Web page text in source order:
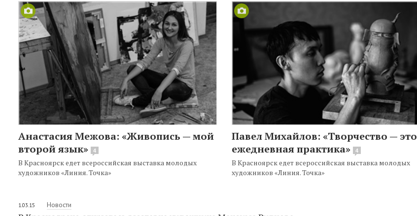
Анастасия Межова: «Живопись — мой
второй язык»
4
В Красноярск едет всероссийская выставка молодых
художников «Линия. Точка»
Павел Михайлов: «Творчество — это
ежедневная практика»
4
В Красноярск едет всероссийская выставка молодых
художников «Линия. Точка»
1.03.15 Новости